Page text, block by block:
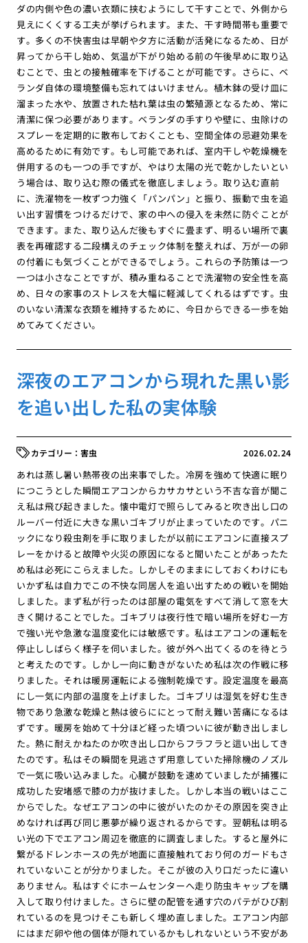
ダの内側や色の濃い衣類に挟むようにして干すことで、外側から
見えにくくする工夫が挙げられます。また、干す時間帯も重要で
す。多くの不快害虫は早朝や夕方に活動が活発になるため、日が
昇ってから干し始め、気温が下がり始める前の午後早めに取り込
むことで、虫との接触確率を下げることが可能です。さらに、ベ
ランダ自体の環境整備も忘れてはいけません。植木鉢の受け皿に
溜まった水や、放置された枯れ葉は虫の繁殖源となるため、常に
清潔に保つ必要があります。ベランダの手すりや壁に、虫除けの
スプレーを定期的に散布しておくことも、空間全体の忌避効果を
高めるために有効です。もし可能であれば、室内干しや乾燥機を
併用するのも一つの手ですが、やはり太陽の光で乾かしたいとい
う場合は、取り込む際の儀式を徹底しましょう。取り込む直前
に、洗濯物を一枚ずつ力強く「パンパン」と振り、振動で虫を追
い出す習慣をつけるだけで、家の中への侵入を未然に防ぐことが
できます。また、取り込んだ後もすぐに畳まず、明るい場所で裏
表を再確認する二段構えのチェック体制を整えれば、万が一の卵
の付着にも気づくことができるでしょう。これらの予防策は一つ
一つは小さなことですが、積み重ねることで洗濯物の安全性を高
め、日々の家事のストレスを大幅に軽減してくれるはずです。虫
のいない清潔な衣類を維持するために、今日からできる一歩を始
めてみてください。
深夜のエアコンから現れた黒い影
を追い出した私の実体験
2026.02.24
害虫
あれは蒸し暑い熱帯夜の出来事でした。冷房を強めて快適に眠り
につこうとした瞬間エアコンからカサカサという不吉な音が聞こ
え私は飛び起きました。懐中電灯で照らしてみると吹き出し口の
ルーバー付近に大きな黒いゴキブリが止まっていたのです。パニ
ックになり殺虫剤を手に取りましたが以前にエアコンに直接スプ
レーをかけると故障や火災の原因になると聞いたことがあったた
め私は必死にこらえました。しかしそのままにしておくわけにも
いかず私は自力でこの不快な同居人を追い出すための戦いを開始
しました。まず私が行ったのは部屋の電気をすべて消して窓を大
きく開けることでした。ゴキブリは夜行性で暗い場所を好む一方
で強い光や急激な温度変化には敏感です。私はエアコンの運転を
停止ししばらく様子を伺いました。彼が外へ出てくるのを待とう
と考えたのです。しかし一向に動きがないため私は次の作戦に移
りました。それは暖房運転による強制乾燥です。設定温度を最高
にし一気に内部の温度を上げました。ゴキブリは湿気を好む生き
物であり急激な乾燥と熱は彼らににとって耐え難い苦痛になるは
ずです。暖房を始めて十分ほど経った頃ついに彼が動き出しまし
た。熱に耐えかねたのか吹き出し口からフラフラと這い出してき
たのです。私はその瞬間を見逃さず用意していた掃除機のノズル
で一気に吸い込みました。心臓が鼓動を速めていましたが捕獲に
成功した安堵感で膝の力が抜けました。しかし本当の戦いはここ
からでした。なぜエアコンの中に彼がいたのかその原因を突き止
めなければ再び同じ悪夢が繰り返されるからです。翌朝私は明る
い光の下でエアコン周辺を徹底的に調査しました。すると屋外に
繋がるドレンホースの先が地面に直接触れており何のガードもさ
れていないことが分かりました。そこが彼の入り口だったに違い
ありません。私はすぐにホームセンターへ走り防虫キャップを購
入して取り付けました。さらに壁の配管を通す穴のパテがひび割
れているのを見つけそこも新しく埋め直しました。エアコン内部
にはまだ卵や他の個体が隠れているかもしれないという不安があ